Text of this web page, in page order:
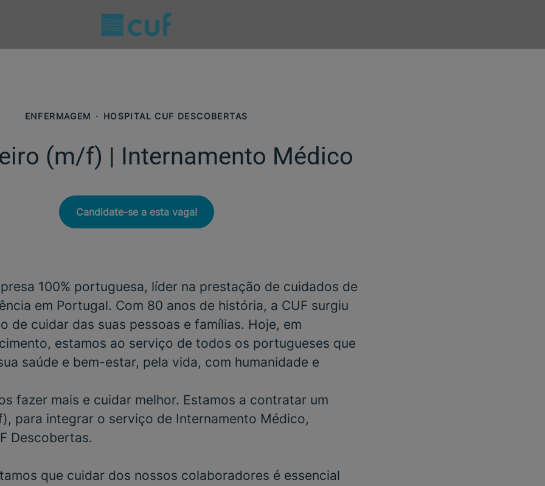
ENFERMAGEM · HOSPITAL CUF DESCOBERTAS
(m/f)​ | Internamento Médico
Candidate-se a esta vaga!
100% portuguesa, líder na prestação de cuidados de
em Portugal. Com 80 anos de história, a CUF surgiu
de cuidar das suas pessoas e famílias. Hoje, em
estamos ao serviço de todos os portugueses que
saúde e bem-estar, pela vida, com humanidade e
fazer mais e cuidar melhor. Estamos a contratar um
para integrar o serviço de Internamento Médico,
Descobertas.
que cuidar dos nossos colaboradores é essencial